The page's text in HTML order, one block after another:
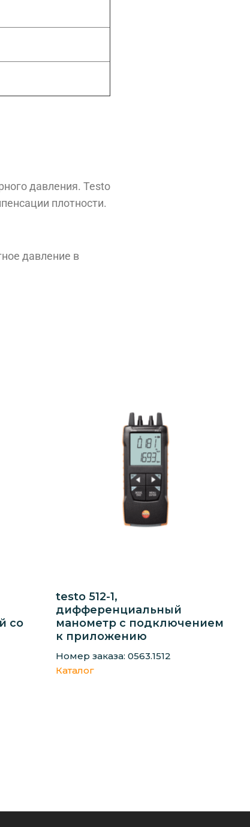
давления. Testo
плотности.
давление в
со
testo 512-1,
дифференциальный
манометр с подключением
к приложению
Номер заказа: 0563.1512
Каталог